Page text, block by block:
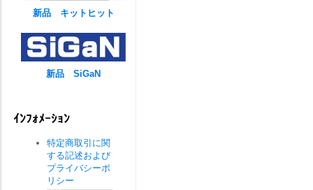
新品 キットヒット
新品 SiGaN
ｲﾝﾌｫﾒｰｼｮﾝ
特定商取引に関
する記述および
プライバシーポ
リシー